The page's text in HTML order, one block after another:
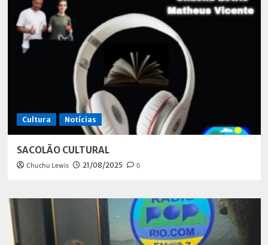
Cultura Notícias
SACOLÃO CULTURAL
Chuchu Lewis 21/08/2025 0